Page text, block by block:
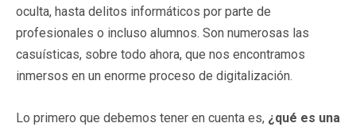
oculta, hasta delitos informáticos por parte de
profesionales o incluso alumnos. Son numerosas las
casuísticas, sobre todo ahora, que nos encontramos
inmersos en un enorme proceso de digitalización.
Lo primero que debemos tener en cuenta es, ¿qué es una